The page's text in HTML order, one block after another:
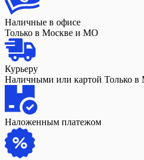
Наличные в офисе
Только в Москве и МО
Курьеру
Наличными или картой Только
Наложенным платежом